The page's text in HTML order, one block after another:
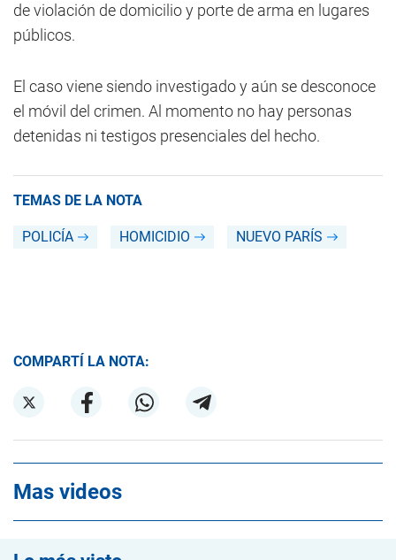
de violación de domicilio y porte de arma en lugares
públicos.
El caso viene siendo investigado y aún se desconoce
el móvil del crimen. Al momento no hay personas
detenidas ni testigos presenciales del hecho.
TEMAS DE LA NOTA
POLICÍA HOMICIDIO NUEVO PARÍS
COMPARTÍ LA NOTA:
Mas videos